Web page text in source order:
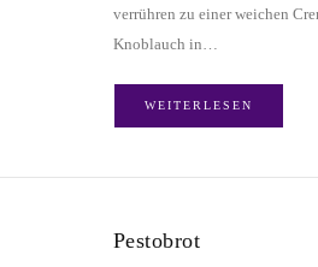
verrühren zu einer weichen
Knoblauch in…
WEITERLESEN
Pestobrot